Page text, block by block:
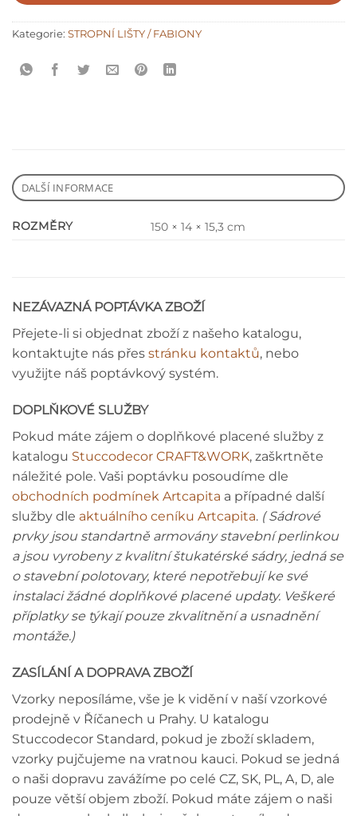
Kategorie: STROPNÍ LIŠTY / FABIONY
DALŠÍ INFORMACE
ROZMĚRY 150 × 14 × 15,3 cm
NEZÁVAZNÁ POPTÁVKA ZBOŽÍ
Přejete-li si objednat zboží z našeho katalogu,
kontaktujte nás přes stránku kontaktů, nebo
využijte náš poptávkový systém.
DOPLŇKOVÉ SLUŽBY
Pokud máte zájem o doplňkové placené služby z
katalogu Stuccodecor CRAFT&WORK, zaškrtněte
náležité pole. Vaši poptávku posoudíme dle
obchodních podmínek Artcapita a případné další
služby dle aktuálního ceníku Artcapita. ( Sádrové
prvky jsou standartně armovány stavební perlinkou
a jsou vyrobeny z kvalitní štukatérské sádry, jedná se
o stavební polotovary, které nepotřebují ke své
instalaci žádné doplňkové placené updaty. Veškeré
příplatky se týkají pouze zkvalitnění a usnadnění
montáže.)
ZASÍLÁNÍ A DOPRAVA ZBOŽÍ
Vzorky neposíláme, vše je k vidění v naší vzorkové
prodejně v Říčanech u Prahy. U katalogu
Stuccodecor Standard, pokud je zboží skladem,
vzorky pujčujeme na vratnou kauci. Pokud se jedná
o naši dopravu zavážíme po celé CZ, SK, PL, A, D, ale
pouze větší objem zboží. Pokud máte zájem o naši